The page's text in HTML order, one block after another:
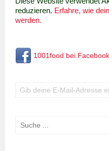
reduzieren. Erfahre, wie
werden.
1001food bei Facebook
Suchen